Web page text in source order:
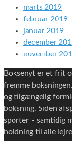
marts 2019
februar 2019
januar 2019
december
november
Boksenyt er et frit
fremme
og tilgængelig
boksning. Siden
sporten - samtidig
holdning til alle